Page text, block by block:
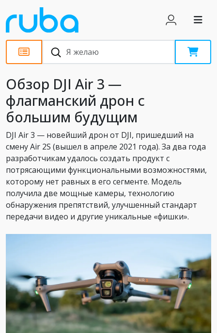
Обзоры
Обзор DJI Air 3 —
флагманский дрон с
большим будущим
DJI Air 3 — новейший дрон от DJI, пришедший на
смену Air 2S (вышел в апреле 2021 года). За два года
разработчикам удалось создать продукт с
потрясающими функциональными возможностями,
которому нет равных в его сегменте. Модель
получила две мощные камеры, технологию
обнаружения препятствий, улучшенный стандарт
передачи видео и другие уникальные «фишки».